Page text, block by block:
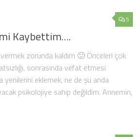
5
Kaybettim….
zorunda kaldım 🙁 Önceleri çok
sonrasında vefat etmesi
yenilerini eklemek, ne de şu anda
psikolojiye sahip değildim. Annemin,